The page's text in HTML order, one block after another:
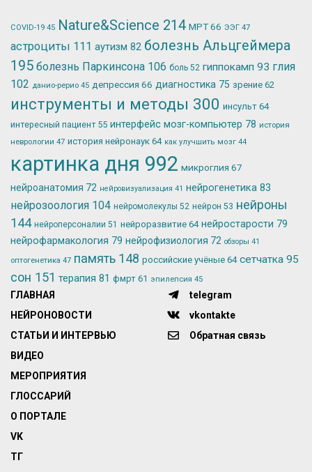
COVID-19 45 Nature&Science 214 МРТ66 ЭЭГ 47
астроциты 111 аутизм 82 болезнь Альцгеймера
195 болезнь Паркинсона 106 боль 52 гиппокамп 93 глия
102 данио-рерио 45 депрессия 66 диагностика 75 зрение 62
инструменты и методы 300 инсульт 64
интересный пациент 55 интерфейс мозг-компьютер 78 история
неврологии 47 история нейронаук 64 как улучшить мозг 44
картинка дня 992 микроглия 67
нейроанатомия 72 нейровизуализация 41 нейрогенетика 83
нейрозоология 104 нейромолекулы 52 нейрон 53 нейроны
144 нейроперсоналии 51 нейроразвитие 64 нейростарости 79
нейрофармакология 79 нейрофизиология 72 обзоры 41
оптогенетика 47 память 148 российские учёные 64 сетчатка 95
сон 151 терапия 81 фмрт 61 эпилепсия 45
ГЛАВНАЯ
НЕЙРОНОВОСТИ
СТАТЬИ И ИНТЕРВЬЮ
ВИДЕО
МЕРОПРИЯТИЯ
ГЛОССАРИЙ
О ПОРТАЛЕ
VK
ТГ
telegram
vkontakte
Обратная связь